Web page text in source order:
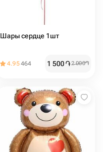
Шары сердце 1шт
4.95464 1 500֏2 000֏